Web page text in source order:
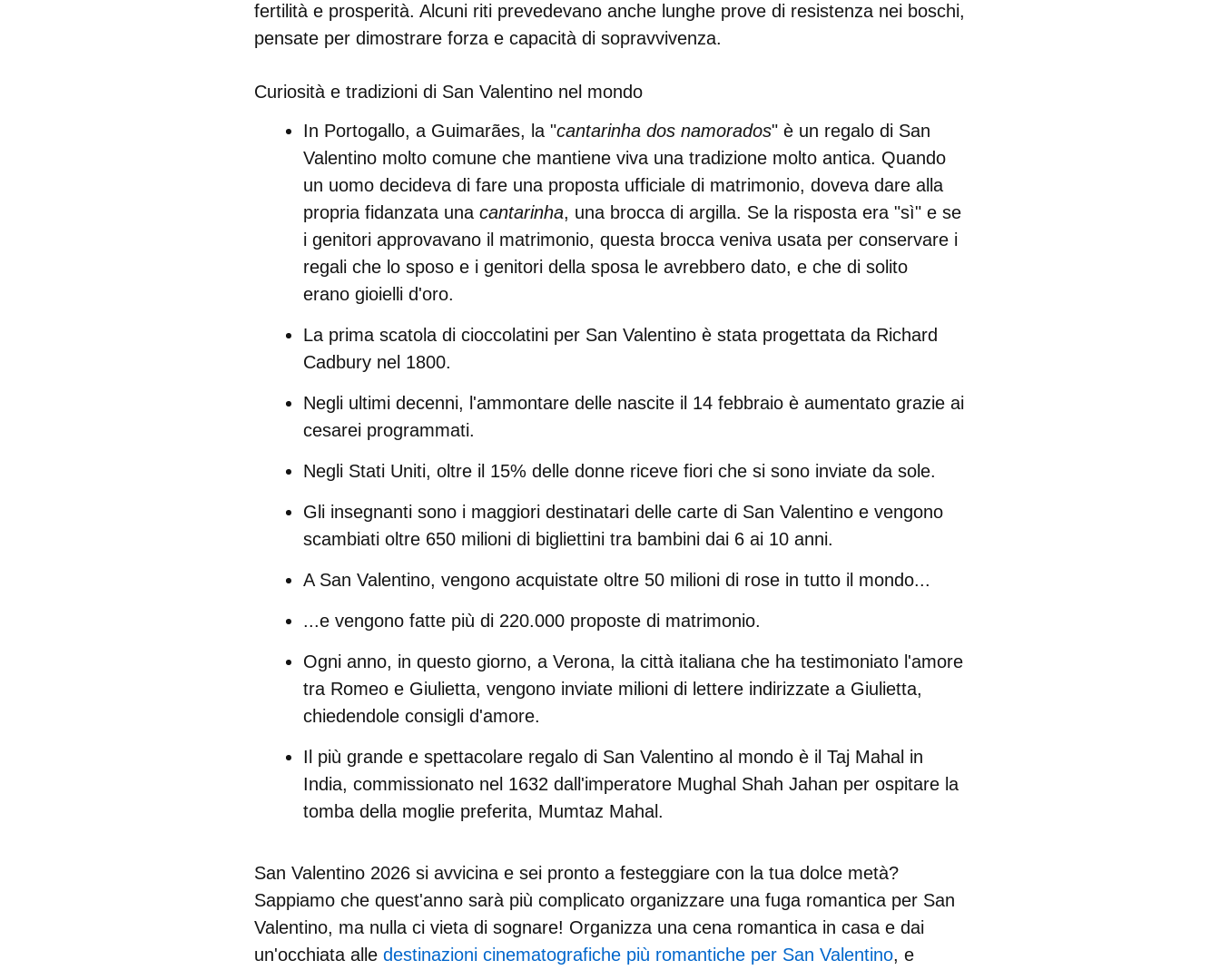
fertilità e prosperità. Alcuni riti prevedevano anche lunghe prove di resistenza nei boschi,
pensate per dimostrare forza e capacità di sopravvivenza.
Curiosità e tradizioni di San Valentino nel mondo
In Portogallo, a Guimarães, la "cantarinha dos namorados" è un regalo di San
Valentino molto comune che mantiene viva una tradizione molto antica. Quando
un uomo decideva di fare una proposta ufficiale di matrimonio, doveva dare alla
propria fidanzata una cantarinha, una brocca di argilla. Se la risposta era "sì" e se
i genitori approvavano il matrimonio, questa brocca veniva usata per conservare i
regali che lo sposo e i genitori della sposa le avrebbero dato, e che di solito
erano gioielli d'oro.
La prima scatola di cioccolatini per San Valentino è stata progettata da Richard
Cadbury nel 1800.
Negli ultimi decenni, l'ammontare delle nascite il 14 febbraio è aumentato grazie ai
cesarei programmati.
Negli Stati Uniti, oltre il 15% delle donne riceve fiori che si sono inviate da sole.
Gli insegnanti sono i maggiori destinatari delle carte di San Valentino e vengono
scambiati oltre 650 milioni di bigliettini tra bambini dai 6 ai 10 anni.
A San Valentino, vengono acquistate oltre 50 milioni di rose in tutto il mondo...
...e vengono fatte più di 220.000 proposte di matrimonio.
Ogni anno, in questo giorno, a Verona, la città italiana che ha testimoniato l'amore
tra Romeo e Giulietta, vengono inviate milioni di lettere indirizzate a Giulietta,
chiedendole consigli d'amore.
Il più grande e spettacolare regalo di San Valentino al mondo è il Taj Mahal in
India, commissionato nel 1632 dall'imperatore Mughal Shah Jahan per ospitare la
tomba della moglie preferita, Mumtaz Mahal.
San Valentino 2026 si avvicina e sei pronto a festeggiare con la tua dolce metà?
Sappiamo che quest'anno sarà più complicato organizzare una fuga romantica per San
Valentino, ma nulla ci vieta di sognare! Organizza una cena romantica in casa e dai
un'occhiata alle destinazioni cinematografiche più romantiche per San Valentino, e